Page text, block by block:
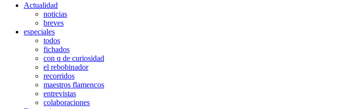
Actualidad
noticias
breves
especiales
todos
fichados
con q de curiosidad
el rebobinador
recorridos
maestros flamencos
entrevistas
colaboraciones